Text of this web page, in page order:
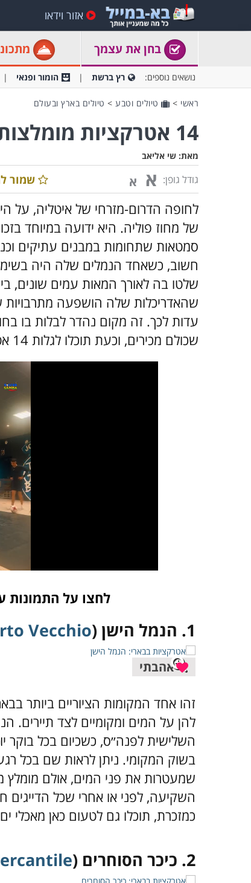
אזור וידאו
בחן את עצמך
נושאים נוספים: רץ ברשת הומור ופנאי
ראשי > טיולים וטבע > טיולים בארץ ובעולם
14 אטרקציות מומלצות בבארי, איטליה
מאת: שי אליאב
גודל גופן: א א שמור
לחופה הדרום-מזרחי של איטליה, על
של מחוז פוליה. היא ידועה במיוחד
סמטאות שתחומות במבנים עתיקים
חשוב, כשאחד הנמלים שלה היה
שלטו בה לאורך המאות עמים שונים,
שהאדריכלות שלה הושפעה מתרבויות
עדות לכך. זה מקום נהדר לבלות בו
שכולם מכירים, וכעת תוכלו לגלות 14 אטרקציות שאפשר ליהנות מהן שם ובסביבת העיר.
לחצו על התמונות
1. הנמל הישן ( Vecchio
אהבתי
זהו אחד המקומות הציוריים ביותר
להן על המים ומקומיים לצד
השלישית לפנה״ס, כשכיום בכל בוקר
בשוק המקומי. ניתן לראות שם בכל
שמעטרות את פני המים, אולם מומלץ
השקיעה, לפני או אחרי שכל הדייגים
כמזכרת, תוכלו גם לטעום כאן מאכלי
2. כיכר הסוחרים (